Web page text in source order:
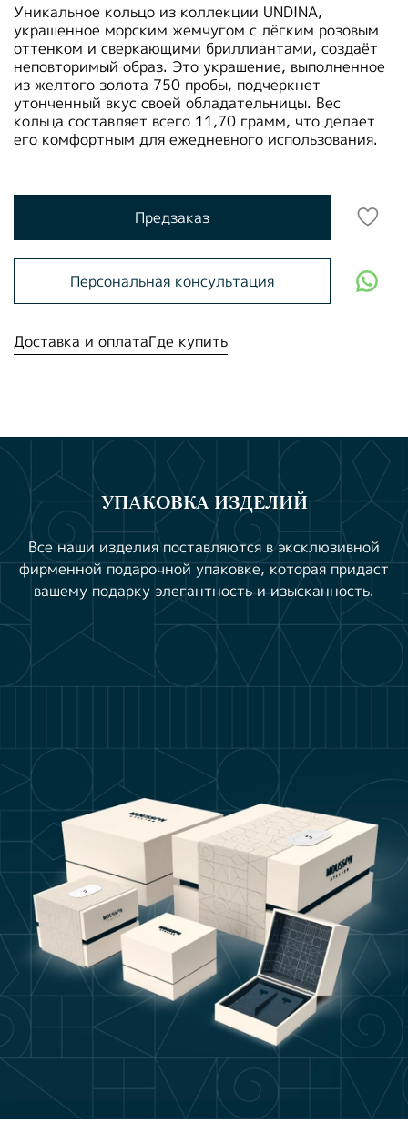
Уникальное кольцо из коллекции UNDINA,
украшенное морским жемчугом с лёгким розовым
оттенком и сверкающими бриллиантами, создаёт
неповторимый образ. Это украшение, выполненное
из желтого золота 750 пробы, подчеркнет
утонченный вкус своей обладательницы. Вес
кольца составляет всего 11,70 грамм, что делает
его комфортным для ежедневного использования.
Предзаказ
Персональная консультация
Доставка и оплатаГде купить
УПАКОВКА ИЗДЕЛИЙ
Все наши изделия поставляются в эксклюзивной
фирменной подарочной упаковке, которая придаст
вашему подарку элегантность и изысканность.